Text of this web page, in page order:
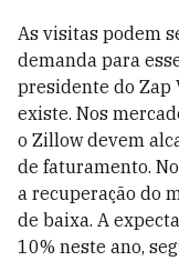
As visitas podem
demanda para
presidente do Zap
existe. Nos
o Zillow devem
de faturamento.
a recuperação do
de baixa. A
10% neste ano,